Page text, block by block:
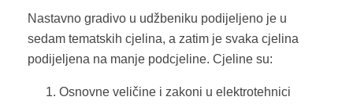
Nastavno gradivo u udžbeniku podijeljeno je u
sedam tematskih cjelina, a zatim je svaka cjelina
podijeljena na manje podcjeline. Cjeline su:
Osnovne veličine i zakoni u elektrotehnici